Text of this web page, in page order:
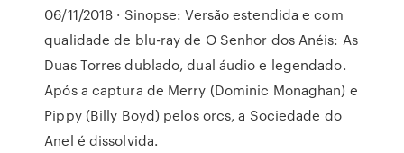
06/11/2018 · Sinopse: Versão estendida e com
qualidade de blu-ray de O Senhor dos Anéis: As
Duas Torres dublado, dual áudio e legendado.
Após a captura de Merry (Dominic Monaghan) e
Pippy (Billy Boyd) pelos orcs, a Sociedade do
Anel é dissolvida.